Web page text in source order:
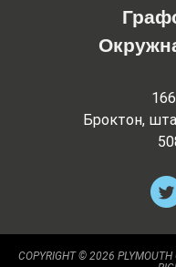
Броктон,
COPYRIGHT © 2026 PLYMOUTH